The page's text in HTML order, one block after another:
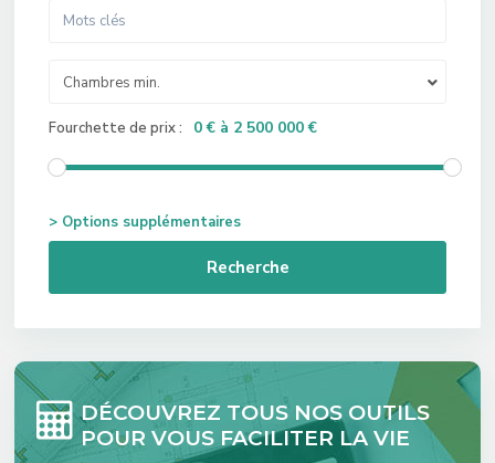
Chambres min.
Fourchette de prix : 0 € à 2 500 000 €
> Options supplémentaires
Recherche
DÉCOUVREZ TOUS NOS OUTILS
POUR VOUS FACILITER LA VIE